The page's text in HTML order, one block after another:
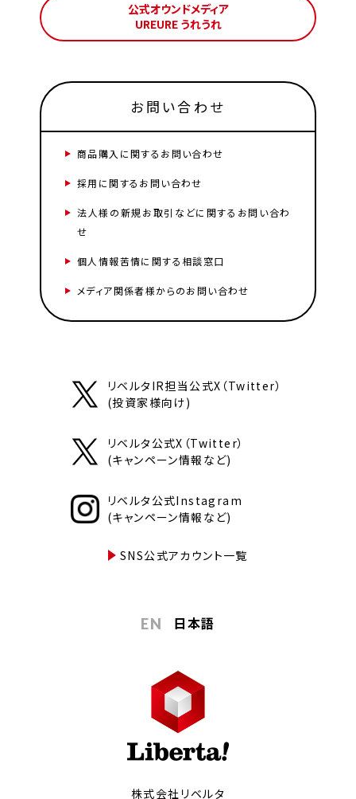
公式オウンドメディア
UREURE うれうれ
お問い合わせ
商品購入に関するお問い合わせ
採用に関するお問い合わせ
法人様の新規お取引などに関するお問い合わ
せ
個人情報苦情に関する相談窓口
メディア関係者様からのお問い合わせ
リベルタIR担当公式X（Twitter）
(投資家様向け)
リベルタ公式X（Twitter）
(キャンペーン情報など)
リベルタ公式Instagram
(キャンペーン情報など)
SNS公式アカウント一覧
EN 日本語
株式会社リベルタ